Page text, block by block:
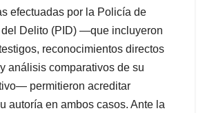
efectuadas por la Policía de
del Delito (PID) —que incluyeron
reconocimientos directos
análisis comparativos de su
permitieron acreditar
autoría en ambos casos. Ante la